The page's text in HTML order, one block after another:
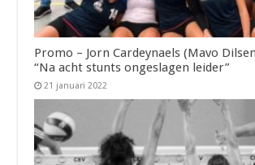
Promo – Jorn Cardeynaels (Mavo
“Na acht stunts ongeslagen leider”
21 januari 2022